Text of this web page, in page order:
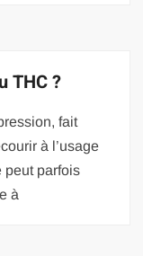
THC ?
fait
à l’usage
peut parfois
à